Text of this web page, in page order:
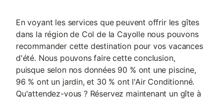
En voyant les services que peuvent offrir les gîtes
dans la région de Col de la Cayolle nous pouvons
recommander cette destination pour vos vacances
d'été. Nous pouvons faire cette conclusion,
puisque selon nos données 90 % ont une piscine,
96 % ont un jardin, et 30 % ont l'Air Conditionné.
Qu'attendez-vous ? Réservez maintenant un gîte à